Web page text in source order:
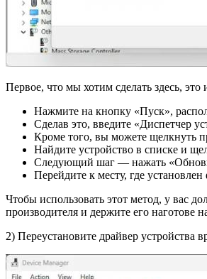
Первое, что мы хотим сделать здесь, это
Нажмите на кнопку «Пуск»,
Сделав это, введите «Диспетчер
Кроме того, вы можете щелкнуть
Найдите устройство в списке и
Следующий шаг — нажать
Перейдите к месту, где
Чтобы использовать этот метод, у вас
производителя и держите его наготове
2) Переустановите драйвер устройства